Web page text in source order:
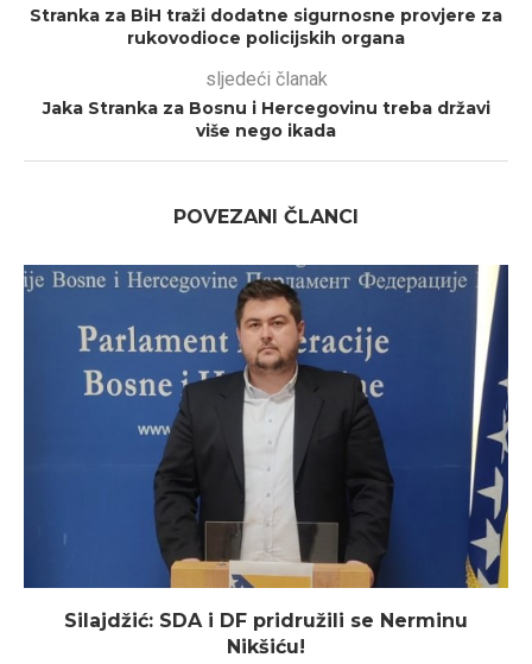
Stranka za BiH traži dodatne sigurnosne provjere za
rukovodioce policijskih organa
sljedeći članak
Jaka Stranka za Bosnu i Hercegovinu treba državi
više nego ikada
POVEZANI ČLANCI
Silajdžić: SDA i DF pridružili se Nerminu
Nikšiću!